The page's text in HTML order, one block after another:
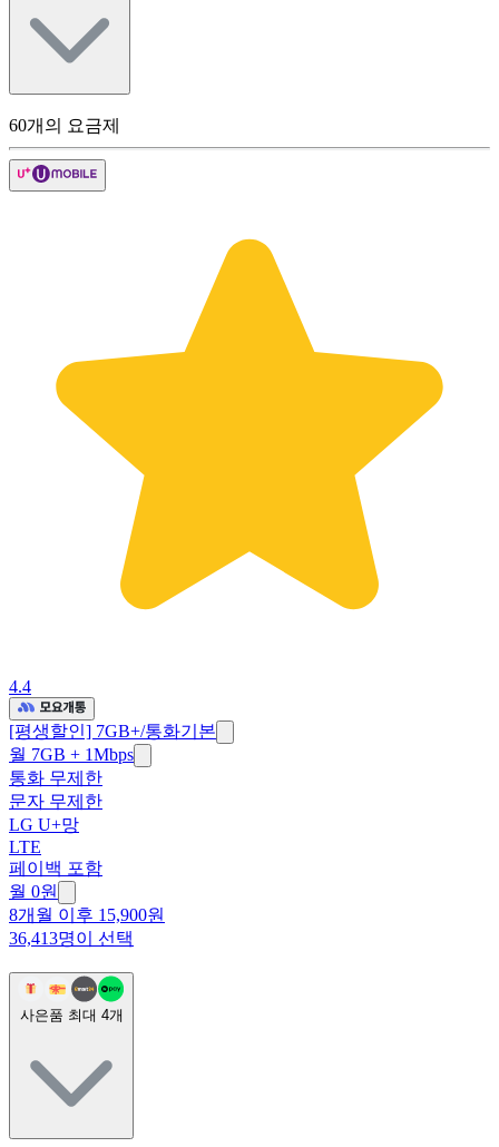
60개의 요금제
4.4
[평생할인] 7GB+/통화기본
월 7GB + 1Mbps
통화 무제한
문자 무제한
LG U+망
LTE
페이백 포함
월 0원
8개월 이후 15,900원
36,413명이 선택
사은품 최대 4개